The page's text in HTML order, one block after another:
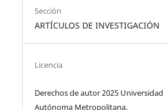
Sección
ARTÍCULOS DE INVESTIGACIÓN
Licencia
Derechos de autor 2025 Universidad
Autónoma Metropolitana.